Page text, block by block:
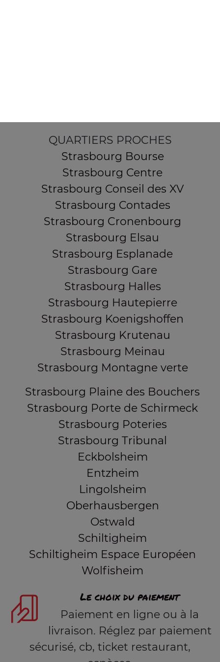
QUARTIERS PROCHES
Strasbourg Bourse
Strasbourg Centre
Strasbourg Conseil des XV
Strasbourg Contades
Strasbourg Cronenbourg
Strasbourg Elsau
Strasbourg Esplanade
Strasbourg Gare
Strasbourg Halles
Strasbourg Hautepierre
Strasbourg Koenigshoffen
Strasbourg Krutenau
Strasbourg Meinau
Strasbourg Montagne verte
Strasbourg Plaine des Bouchers
Strasbourg Porte de Schirmeck
Strasbourg Poteries
Strasbourg Tribunal
Eckbolsheim
Entzheim
Lingolsheim
Oberhausbergen
Ostwald
Schiltigheim
Schiltigheim Espace Européen
Wolfisheim
Le choix du paiement
Paiement en ligne ou à la
livraison. Réglez par paiement
sécurisé, cb, ticket restaurant,